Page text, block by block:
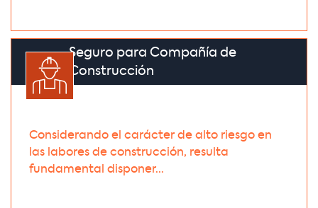
Seguro para Compañía de
Construcción
Considerando el carácter de alto riesgo en
las labores de construcción, resulta
fundamental disponer...